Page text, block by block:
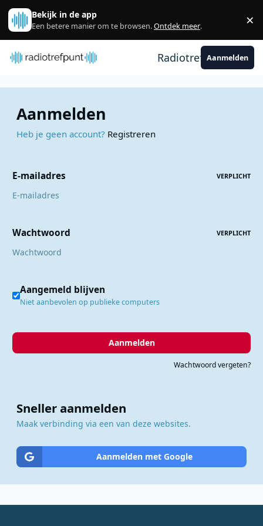
Spring naar bijdragen
Bekijk in de app
Een betere manier om te browsen.Ontdek meer. ×
RadiotrefpuntAanmelden
Aanmelden
Heb je geen account? Registreren
E-mailadres VERPLICHT
Wachtwoord VERPLICHT
Aangemeld blijven
Niet aanbevolen op publieke computers
Aanmelden
Wachtwoord vergeten?
Sneller aanmelden
Maak verbinding via een van deze websites.
Aanmelden met Google